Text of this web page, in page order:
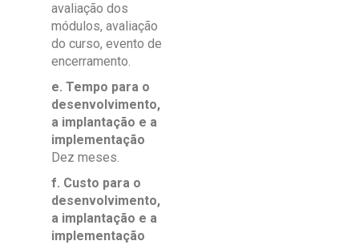
avaliação dos
módulos, avaliação
do curso, evento de
encerramento.
e. Tempo para o
desenvolvimento,
a implantação e a
implementação
Dez meses.
f. Custo para o
desenvolvimento,
a implantação e a
implementação